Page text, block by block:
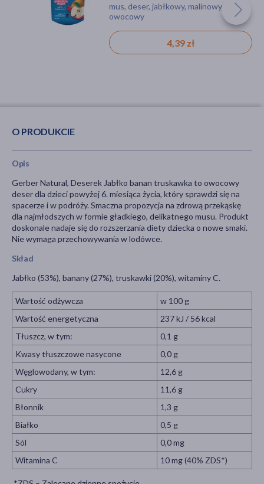
mus, deser, owoce
5,19 zł
mus, deser, jabłkowy, malinowy,
owocowy
4,39 zł
mus, deser, jabłkowy, malinowy,
owocowy
4,39 zł
O PRODUKCIE
Opis
Gerber Natural, Deserek Jabłko banan truskawka to owocowy
deser dla dzieci powyżej 6. miesiąca życia, który sprawdzi się na
spacerze i w podróży. Smaczna propozycja na zdrową przekąskę
dla najmłodszych w formie gładkiego, delikatnego musu. Produkt
doskonale nadaje się do rozszerzania diety dziecka o nowe smaki.
Nie wymaga przechowywania w lodówce.
Skład
Jabłko (53%), banany (27%), truskawki (20%), witaminy C.
Wartość odżywcza
w 100 g
Wartość energetyczna
237 kJ / 56 kcal
Tłuszcz, w tym:
0,1 g
Kwasy tłuszczowe nasycone
0,0 g
Węglowodany, w tym:
12,6 g
Cukry
11,6 g
Błonnik
1,3 g
Białko
0,5 g
Sól
0,0 mg
Witamina C
10 mg (40% ZDS*)